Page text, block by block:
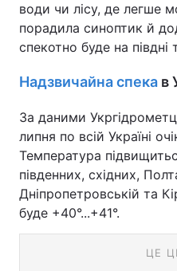
води чи лісу, де легше
порадила синоптик й
спекотно буде на півдні
Надзвичайна спека в
За даними
липня по всій Україні
Температура
південних, східних,
Дніпропетровській та
буде +40°...+41°.